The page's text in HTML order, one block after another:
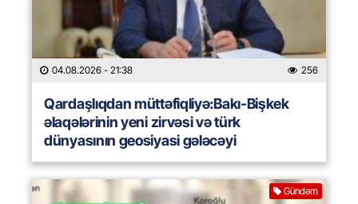
04.08.2026 - 21:38 256
Qardaşlıqdan müttəfiqliyə:Bakı-Bişkek
əlaqələrinin yeni zirvəsi və türk
dünyasının geosiyasi gələcəyi
Gündəm